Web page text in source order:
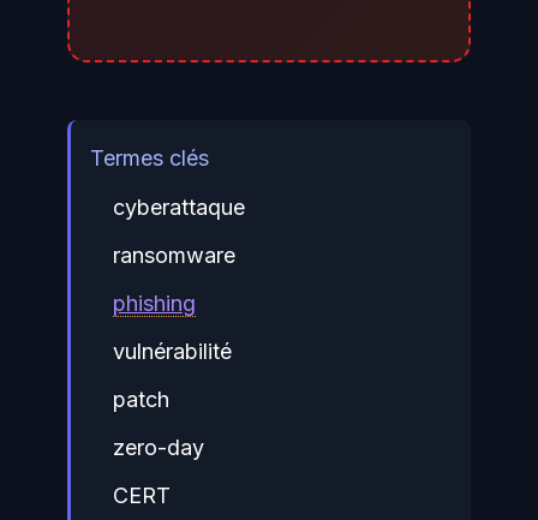
Termes clés
cyberattaque
ransomware
phishing
vulnérabilité
patch
zero-day
CERT